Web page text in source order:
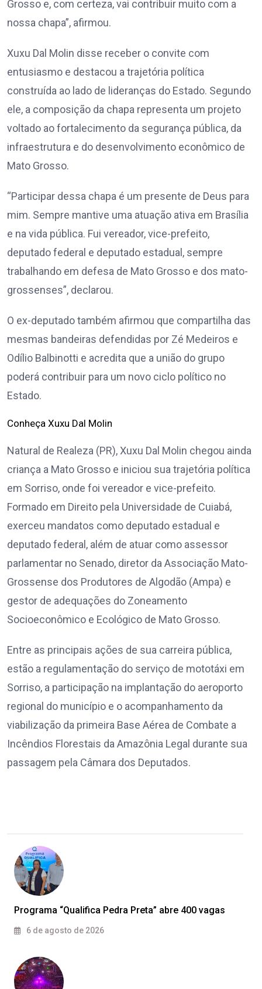
Grosso e, com certeza, vai contribuir muito com a
nossa chapa”, afirmou.
Xuxu Dal Molin disse receber o convite com
entusiasmo e destacou a trajetória política
construída ao lado de lideranças do Estado. Segundo
ele, a composição da chapa representa um projeto
voltado ao fortalecimento da segurança pública, da
infraestrutura e do desenvolvimento econômico de
Mato Grosso.
“Participar dessa chapa é um presente de Deus para
mim. Sempre mantive uma atuação ativa em Brasília
e na vida pública. Fui vereador, vice-prefeito,
deputado federal e deputado estadual, sempre
trabalhando em defesa de Mato Grosso e dos mato-
grossenses”, declarou.
O ex-deputado também afirmou que compartilha das
mesmas bandeiras defendidas por Zé Medeiros e
Odílio Balbinotti e acredita que a união do grupo
poderá contribuir para um novo ciclo político no
Estado.
Conheça Xuxu Dal Molin
Natural de Realeza (PR), Xuxu Dal Molin chegou ainda
criança a Mato Grosso e iniciou sua trajetória política
em Sorriso, onde foi vereador e vice-prefeito.
Formado em Direito pela Universidade de Cuiabá,
exerceu mandatos como deputado estadual e
deputado federal, além de atuar como assessor
parlamentar no Senado, diretor da Associação Mato-
Grossense dos Produtores de Algodão (Ampa) e
gestor de adequações do Zoneamento
Socioeconômico e Ecológico de Mato Grosso.
Entre as principais ações de sua carreira pública,
estão a regulamentação do serviço de mototáxi em
Sorriso, a participação na implantação do aeroporto
regional do município e o acompanhamento da
viabilização da primeira Base Aérea de Combate a
Incêndios Florestais da Amazônia Legal durante sua
passagem pela Câmara dos Deputados.
Programa “Qualifica Pedra Preta” abre 400 vagas
6 de agosto de 2026